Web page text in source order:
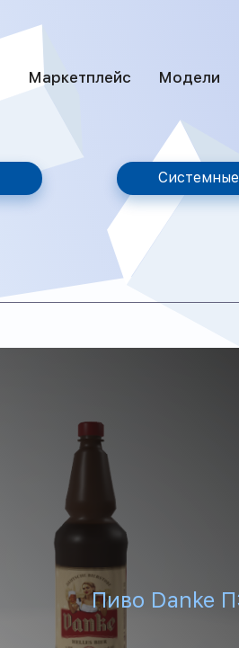
Маркетплейс Модели
Пиво Danke